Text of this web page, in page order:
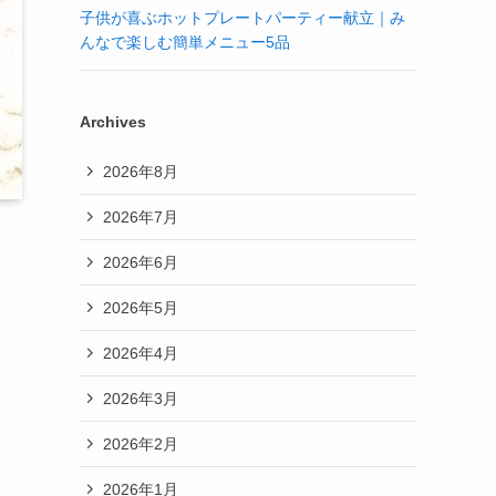
子供が喜ぶホットプレートパーティー献立｜み
んなで楽しむ簡単メニュー5品
Archives
2026年8月
2026年7月
2026年6月
2026年5月
2026年4月
2026年3月
2026年2月
2026年1月